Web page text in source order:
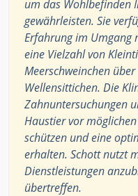
um das Wohlbefinden
gewährleisten. Sie
Erfahrung im Umgang
eine Vielzahl von
Meerschweinchen
Wellensittichen. Die
Zahnuntersuchungen
Haustier vor
schützen und eine
erhalten. Schott nutzt
Dienstleistungen
übertreffen.